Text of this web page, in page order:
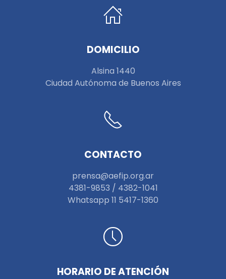
DOMICILIO
Alsina 1440
Ciudad Autónoma de Buenos Aires
CONTACTO
prensa@aefip.org.ar
4381-9853 / 4382-1041
Whatsapp 11 5417-1360
HORARIO DE ATENCIÓN